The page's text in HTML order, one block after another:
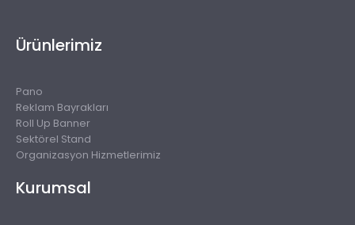
Ürünlerimiz
Pano
Reklam Bayrakları
Roll Up Banner
Sektörel Stand
Organizasyon Hizmetlerimiz
Kurumsal